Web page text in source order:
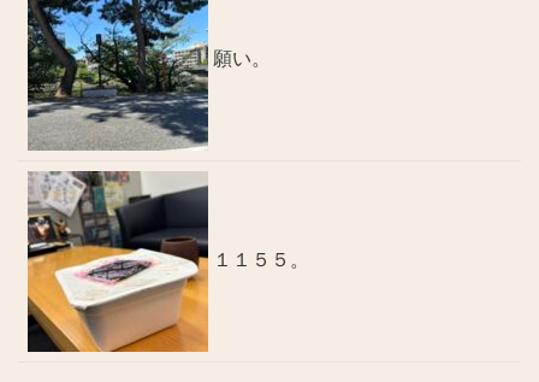
願い。
１１５５。